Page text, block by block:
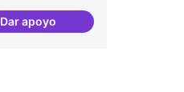
Dar apoyoRepositori de coneixement